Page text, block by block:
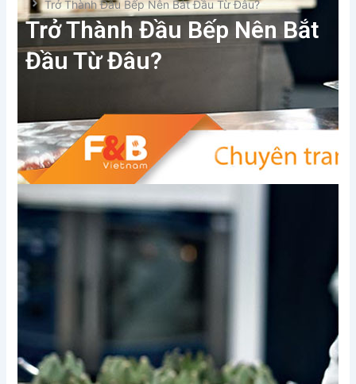
Trở Thành Đầu Bếp Nên Bắt Đầu Từ Đâu?
Trở Thành Đầu Bếp Nên Bắt
Đầu Từ Đâu?